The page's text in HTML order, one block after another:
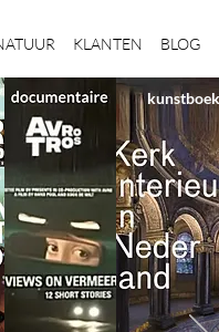
KLANTEN BLOG
kunstboek